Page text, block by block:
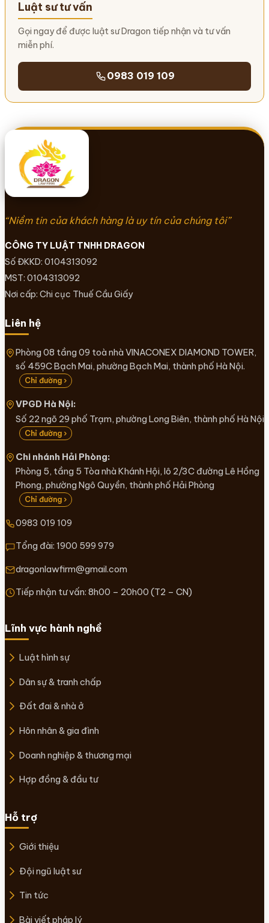
Luật sư tư vấn
Gọi ngay để được luật sư Dragon tiếp nhận và tư vấn
miễn phí.
0983 019 109
“Niềm tin của khách hàng là uy tín của chúng tôi”
CÔNG TY LUẬT TNHH DRAGON
Số ĐKKD: 0104313092
MST: 0104313092
Nơi cấp: Chi cục Thuế Cầu Giấy
Liên hệ
Phòng 08 tầng 09 toà nhà VINACONEX DIAMOND TOWER,
số 459C Bạch Mai, phường Bạch Mai, thành phố Hà Nội.
Chỉ đường ›
VPGD Hà Nội:
Số 22 ngõ 29 phố Trạm, phường Long Biên, thành phố Hà Nội
Chỉ đường ›
Chi nhánh Hải Phòng:
Phòng 5, tầng 5 Tòa nhà Khánh Hội, lô 2/3C đường Lê Hồng
Phong, phường Ngô Quyền, thành phố Hải Phòng
Chỉ đường ›
0983 019 109
Tổng đài: 1900 599 979
dragonlawfirm@gmail.com
Tiếp nhận tư vấn: 8h00 – 20h00 (T2 – CN)
Lĩnh vực hành nghề
Luật hình sự
Dân sự & tranh chấp
Đất đai & nhà ở
Hôn nhân & gia đình
Doanh nghiệp & thương mại
Hợp đồng & đầu tư
Hỗ trợ
Giới thiệu
Đội ngũ luật sư
Tin tức
Bài viết pháp lý